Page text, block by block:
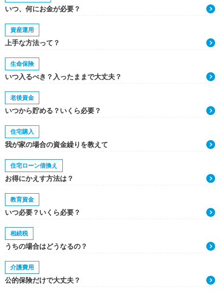
いつ、何にお金が必要？
資産運用
上手な方法って？
生命保険
いつ入るべき？入ったままで大丈夫？
老後資金
いつから貯める？いくら必要？
住宅購入
我が家の場合の資金繰りを教えて
住宅ローン借換え
お得にかえす方法は？
教育資金
いつ必要？いくら必要？
相続税
うちの場合はどうなるの？
介護費用
公的保険だけで大丈夫？